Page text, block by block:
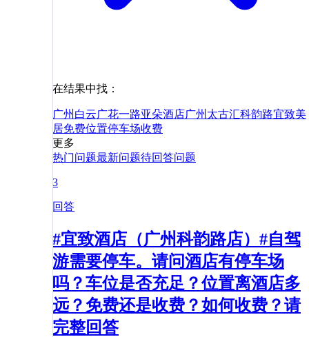
在结果中找：
广州白云广花一路亚朵酒店广州太古汇科韵路宜致美
居免费位置停车场收费
更多
热门问题最新问题待回答问题
3
回答
#宜致酒店（广州科韵路店）#自驾
游需要停车。请问酒店有停车场
吗？车位是否充足？位置离酒店多
远？免费还是收费？如何收费？请
完整回答